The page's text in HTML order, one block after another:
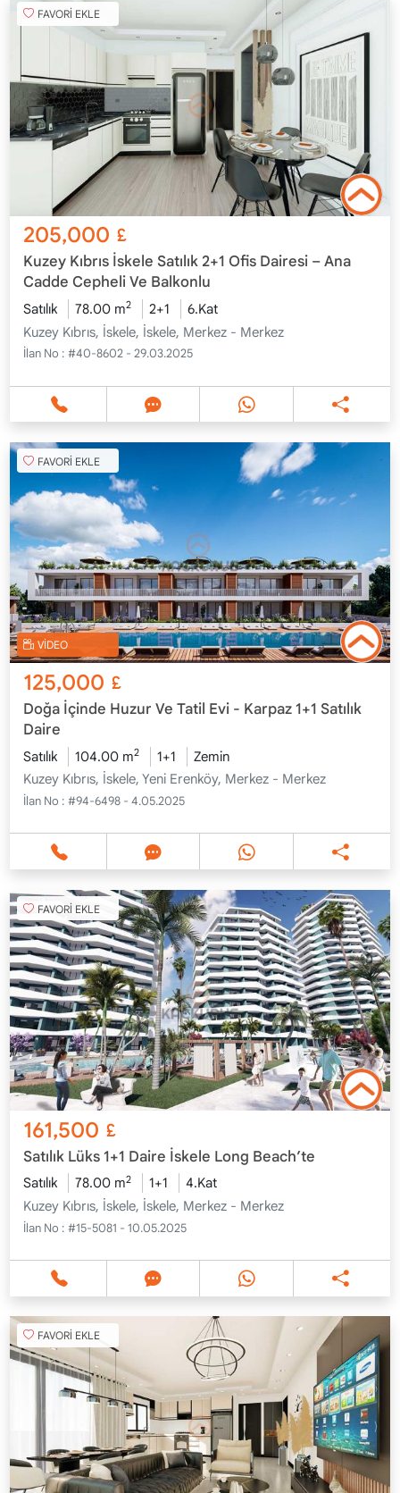
FAVORİ EKLE
205,000 £
Kuzey Kıbrıs İskele Satılık 2+1 Ofis Dairesi – Ana
Cadde Cepheli Ve Balkonlu
Satılık 78.00 m2 2+1
6.Kat
Kuzey Kıbrıs, İskele, İskele, Merkez - Merkez
İlan No : #40-8602 - 29.03.2025
FAVORİ EKLE
VİDEO
125,000 £
Doğa İçinde Huzur Ve Tatil Evi - Karpaz 1+1 Satılık
Daire
Satılık 104.00 m2 1+1
Zemin
Kuzey Kıbrıs, İskele, Yeni Erenköy, Merkez - Merkez
İlan No : #94-6498 - 4.05.2025
FAVORİ EKLE
161,500 £
Satılık Lüks 1+1 Daire İskele Long Beach’te
Satılık 78.00 m2 1+1
4.Kat
Kuzey Kıbrıs, İskele, İskele, Merkez - Merkez
İlan No : #15-5081 - 10.05.2025
FAVORİ EKLE